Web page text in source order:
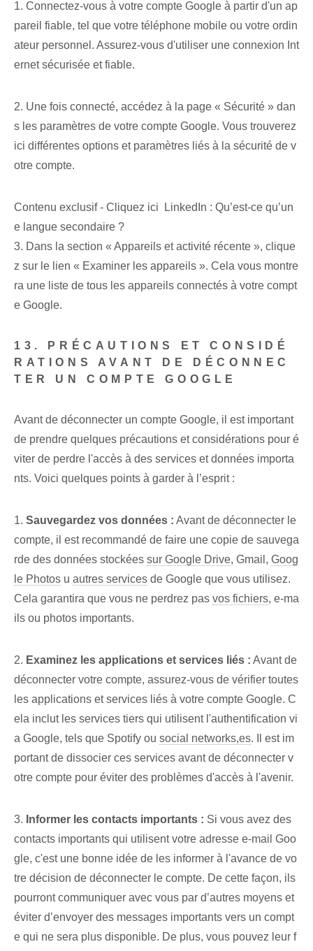
1. Connectez-vous à votre compte Google à partir d'un ap
pareil fiable, tel que votre téléphone mobile ou votre ordin
ateur personnel. Assurez-vous d'utiliser une connexion Int
ernet sécurisée et fiable.
2. Une fois connecté, accédez à la page « Sécurité » dan
s les paramètres de votre compte Google. Vous trouverez
ici différentes options et paramètres liés à la sécurité de v
otre compte.
Contenu exclusif - Cliquez ici LinkedIn : Qu’est-ce qu’un
e langue secondaire ?
3. Dans la section « Appareils et activité récente », clique
z sur le lien « Examiner les appareils ». Cela vous montre
ra une liste de tous les appareils connectés à votre compt
e Google.
13. PRÉCAUTIONS ET CONSIDÉ
RATIONS AVANT DE DÉCONNEC
TER UN COMPTE GOOGLE
Avant de déconnecter un compte Google, il est important
de prendre quelques précautions et considérations pour é
viter de perdre l'accès à des services et données importa
nts. Voici quelques points à garder à l’esprit :
1. Sauvegardez vos données : Avant de déconnecter le
compte, il est recommandé de faire une copie de sauvega
rde des données stockées sur Google Drive, Gmail, Goog
le Photos u autres services de Google que vous utilisez.
Cela garantira que vous ne perdrez pas vos fichiers, e-ma
ils ou photos importants.
2. Examinez les applications et services liés : Avant de
déconnecter votre compte, assurez-vous de vérifier toutes
les applications et services liés à votre compte Google. C
ela inclut les services tiers qui utilisent l'authentification vi
a Google, tels que Spotify ou social networks,es. Il est im
portant de dissocier ces services avant de déconnecter v
otre compte pour éviter des problèmes d'accès à l'avenir.
3. Informer les contacts importants : Si vous avez des
contacts importants qui utilisent votre adresse e-mail Goo
gle, c'est une bonne idée de les informer à l'avance de vo
tre décision de déconnecter le compte. De cette façon, ils
pourront communiquer avec vous par d’autres moyens et
éviter d’envoyer des messages importants vers un compt
e qui ne sera plus disponible. De plus, vous pouvez leur f